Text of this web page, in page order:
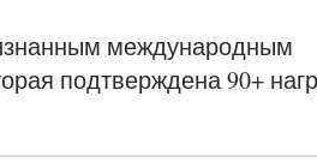
международным
подтверждена 90+